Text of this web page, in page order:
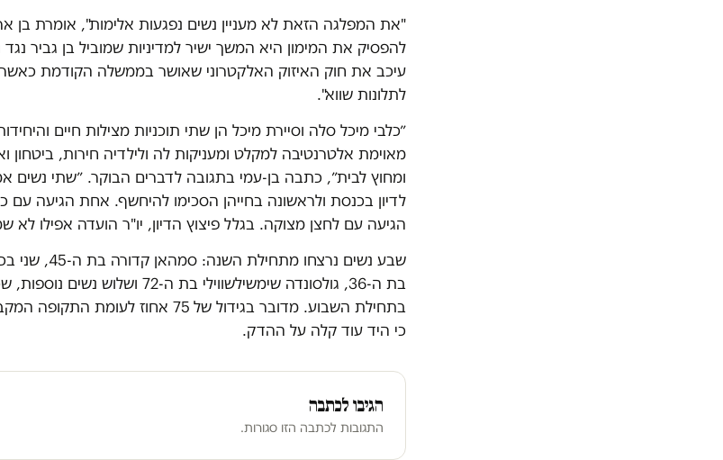
"את המפלגה הזאת לא מעניין נשים נפגעות אלימות", אומרת בן
להפסיק את המימון היא המשך ישיר למדיניות שמוביל בן גביר
עיכב את חוק האיזוק האלקטרוני שאושר בממשלה הקודמת כאשר
לתלונות שווא".
״כלבי מיכל סלה וסיירת מיכל הן שתי תוכניות מצילות חיים
מאוימת אלטרנטיבה למקלט ומעניקות לה ולילדיה חירות, ביטחון
ומחוץ לבית״, כתבה בן-עמי בתגובה לדברים הבוקר. ״שתי נשים
לדיון בכנסת ולראשונה בחייהן הסכימו להיחשף. אחת הגיעה
הגיעה עם לחצן מצוקה. בגלל פיצוץ הדיון, יו"ר הועדה אפילו לא
בת ה-36, גולסונדה שימשילשווילי בת ה-
בתחילת השבוע. מדובר בגידול של 75 אחוז
כי היד עוד קלה על ההדק.
הגיבו לכתבה
התגובות לכתבה הזו סגורות.